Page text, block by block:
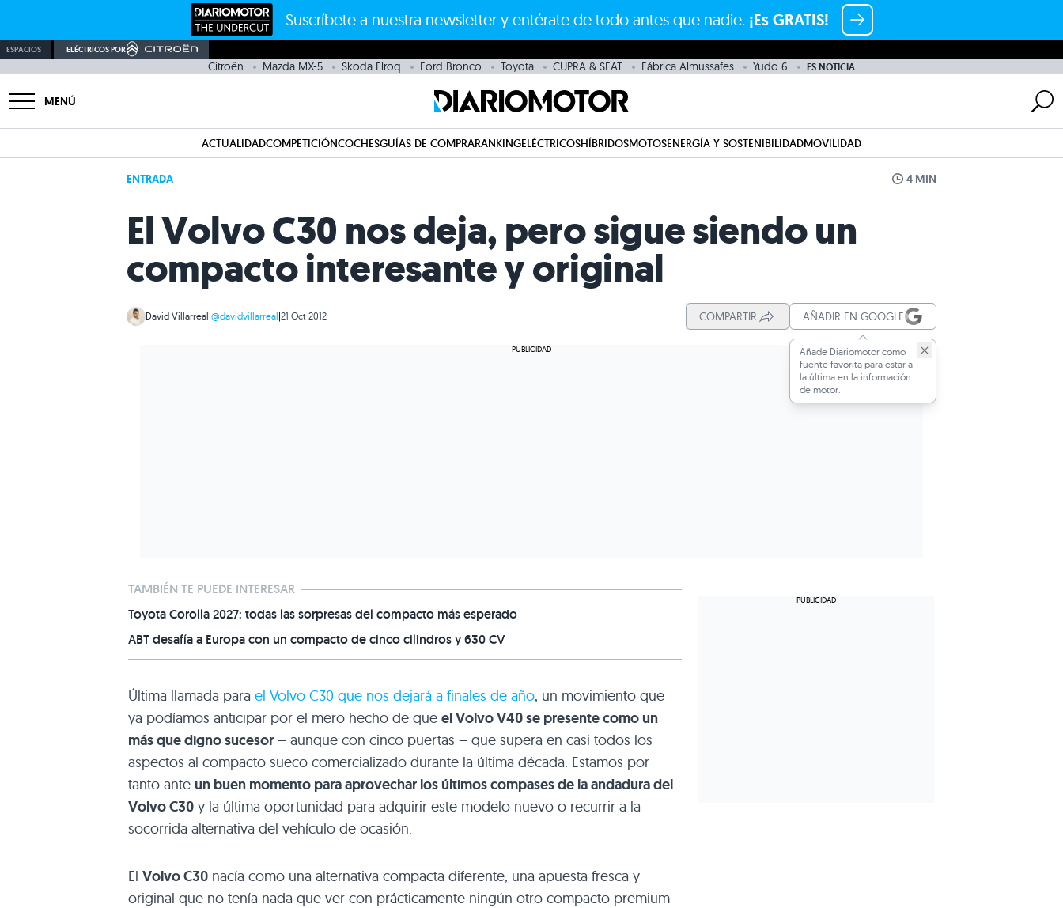
Suscríbete a nuestra newsletter y entérate de todo antes que nadie. ¡Es GRATIS!
ESPACIOS ELÉCTRICOS POR
Citroën Mazda MX-5 Skoda Elroq Ford Bronco Toyota CUPRA & SEAT Fábrica Almussafes Yudo 6 ES NOTICIA
MENÚ
ACTUALIDADCOMPETICIÓNCOCHESGUÍAS DE COMPRARANKINGELÉCTRICOSHÍBRIDOSMOTOSENERGÍA Y SOSTENIBILIDADMOVILIDAD
ENTRADA 4 MIN
El Volvo C30 nos deja, pero sigue siendo un
compacto interesante y original
David Villarreal|@davidvillarreal|21 Oct 2012 COMPARTIR AÑADIR EN GOOGLE
Añade Diariomotor como
fuente favorita para estar a
la última en la información
de motor.
TAMBIÉN TE PUEDE INTERESAR
Toyota Corolla 2027: todas las sorpresas del compacto más esperado
ABT desafía a Europa con un compacto de cinco cilindros y 630 CV
Última llamada para el Volvo C30 que nos dejará a finales de año, un movimiento que
ya podíamos anticipar por el mero hecho de que el VolvoV40se presente como un
más que digno sucesor – aunque con cinco puertas – que supera en casi todos los
aspectos al compacto sueco comercializado durante la última década. Estamos por
tanto ante un buen momento para aprovechar los últimos compases de la andadura del
VolvoC30 y la última oportunidad para adquirir este modelo nuevo o recurrir a la
socorrida alternativa del vehículo de ocasión.
El VolvoC30 nacía como una alternativa compacta diferente, una apuesta fresca y
original que no tenía nada que ver con prácticamente ningún otro compacto premium